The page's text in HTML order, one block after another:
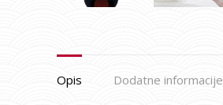
Opis Dodatne informacije